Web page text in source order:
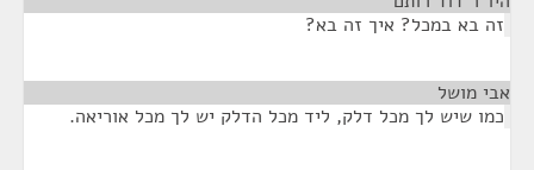
זה בא במכל? איך זה בא?
אבי מושל
כמו שיש לך מכל דלק, ליד מכל הדלק יש לך מכל אוריאה.